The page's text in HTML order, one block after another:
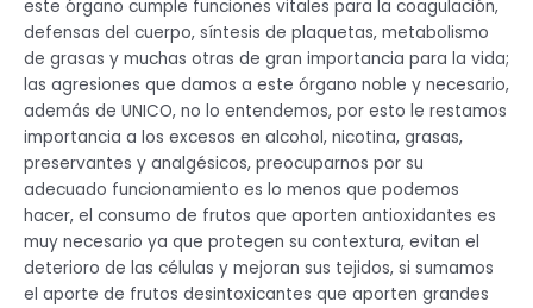
este órgano cumple funciones vitales para la coagulación,
defensas del cuerpo, síntesis de plaquetas, metabolismo
de grasas y muchas otras de gran importancia para la vida;
las agresiones que damos a este órgano noble y necesario,
además de UNICO, no lo entendemos, por esto le restamos
importancia a los excesos en alcohol, nicotina, grasas,
preservantes y analgésicos, preocuparnos por su
adecuado funcionamiento es lo menos que podemos
hacer, el consumo de frutos que aporten antioxidantes es
muy necesario ya que protegen su contextura, evitan el
deterioro de las células y mejoran sus tejidos, si sumamos
el aporte de frutos desintoxicantes que aporten grandes